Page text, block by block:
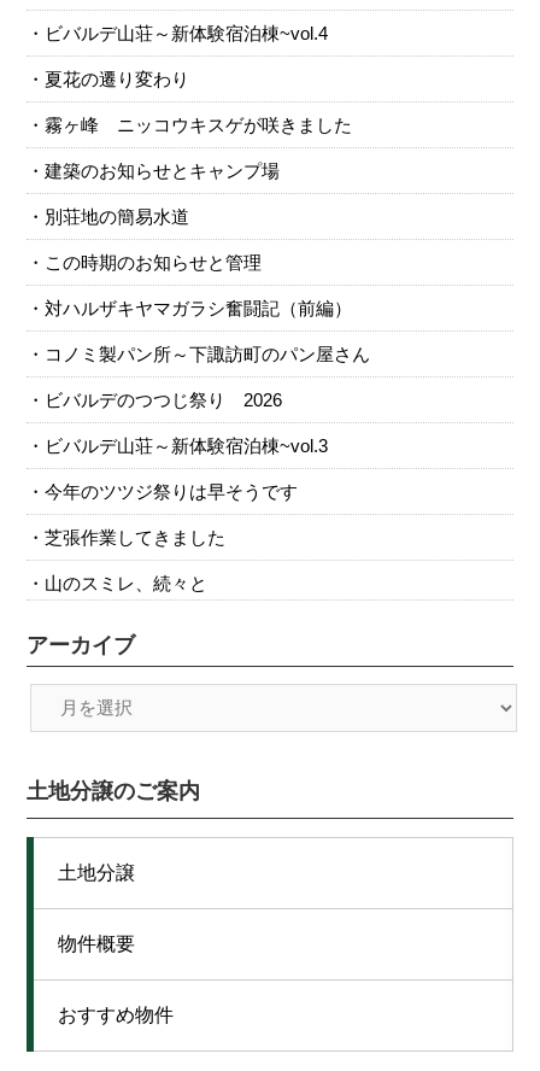
ビバルデ山荘～新体験宿泊棟~vol.4
夏花の遷り変わり
霧ヶ峰 ニッコウキスゲが咲きました
建築のお知らせとキャンプ場
別荘地の簡易水道
この時期のお知らせと管理
対ハルザキヤマガラシ奮闘記（前編）
コノミ製パン所～下諏訪町のパン屋さん
ビバルデのつつじ祭り 2026
ビバルデ山荘～新体験宿泊棟~vol.3
今年のツツジ祭りは早そうです
芝張作業してきました
山のスミレ、続々と
アーカイブ
土地分譲のご案内
土地分譲
物件概要
おすすめ物件